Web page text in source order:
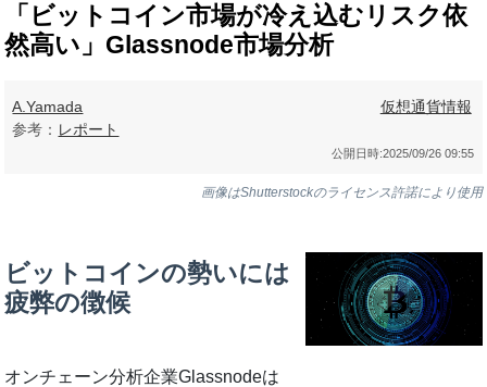
「ビットコイン市場が冷え込むリスク依
然高い」Glassnode市場分析
A.Yamada
参考： レポート
仮想通貨情報
公開日時:2025/09/26 09:55
画像はShutterstockのライセンス許諾により使用
ビットコインの勢いには
疲弊の徴候
オンチェーン分析企業Glassnodeは